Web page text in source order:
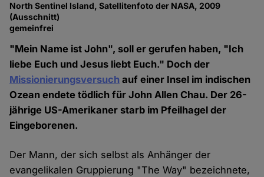
North Sentinel Island, Satellitenfoto der NASA, 2009
(Ausschnitt)
gemeinfrei
"Mein Name ist John", soll er gerufen haben, "Ich
liebe Euch und Jesus liebt Euch." Doch der
Missionierungsversuch auf einer Insel im indischen
Ozean endete tödlich für John Allen Chau. Der 26-
jährige US-Amerikaner starb im Pfeilhagel der
Eingeborenen.
Der Mann, der sich selbst als Anhänger der
evangelikalen Gruppierung "The Way" bezeichnete,